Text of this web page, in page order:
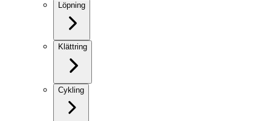
Löpning
Klättring
Cykling